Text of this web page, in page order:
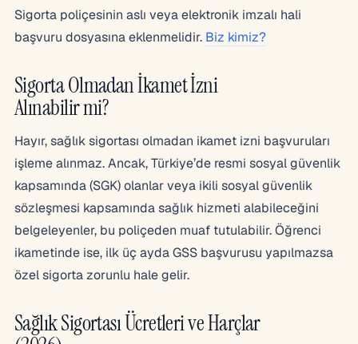
Sigorta poliçesinin aslı veya elektronik imzalı hali
başvuru dosyasına eklenmelidir. Biz kimiz?
Sigorta Olmadan İkamet İzni
Alınabilir mi?
Hayır, sağlık sigortası olmadan ikamet izni başvuruları
işleme alınmaz. Ancak, Türkiye’de resmi sosyal güvenlik
kapsamında (SGK) olanlar veya ikili sosyal güvenlik
sözleşmesi kapsamında sağlık hizmeti alabileceğini
belgeleyenler, bu poliçeden muaf tutulabilir. Öğrenci
ikametinde ise, ilk üç ayda GSS başvurusu yapılmazsa
özel sigorta zorunlu hale gelir.
Sağlık Sigortası Ücretleri ve Harçlar